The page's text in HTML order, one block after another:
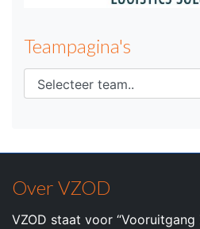
Teampagina's
Over VZOD
VZOD staat voor “Vooruitgang